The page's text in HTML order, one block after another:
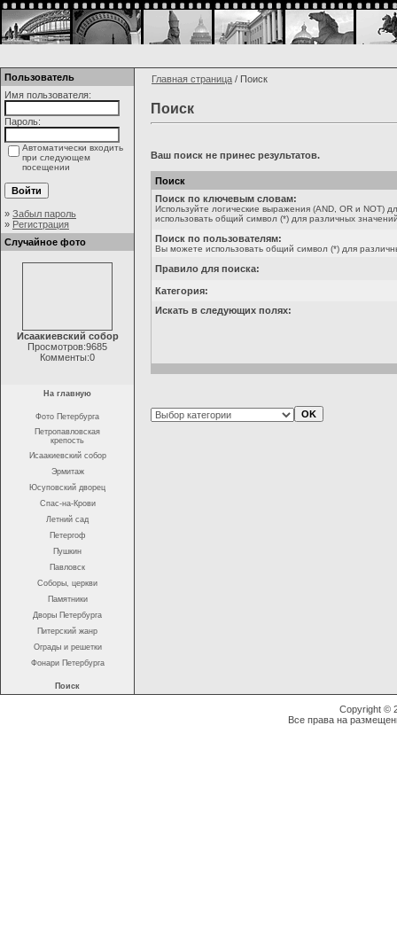
Пользователь
Имя пользователя:
Пароль:
Автоматически входить
при следующем
посещении
» Забыл пароль
» Регистрация
Случайное фото
Исаакиевский собор
Просмотров:9685
Комменты:0
На главную
Фото Петербурга
Петропавловская
крепость
Исаакиевский собор
Эрмитаж
Юсуповский дворец
Спас-на-Крови
Летний сад
Петергоф
Пушкин
Павловск
Соборы, церкви
Памятники
Дворы Петербурга
Питерский жанр
Ограды и решетки
Фонари Петербурга
Поиск
Главная страница / Поиск
Поиск
Ваш поиск не принес результатов.
Поиск
Поиск по ключевым словам:
Используйте логические выражения (AND, OR и NOT)
использовать общий символ (*) для различных
Поиск по пользователям:
Вы можете использовать общий символ (*) для
Правило для поиска:
Категория:
Искать в следующих полях:
Copyright ©
Все права на